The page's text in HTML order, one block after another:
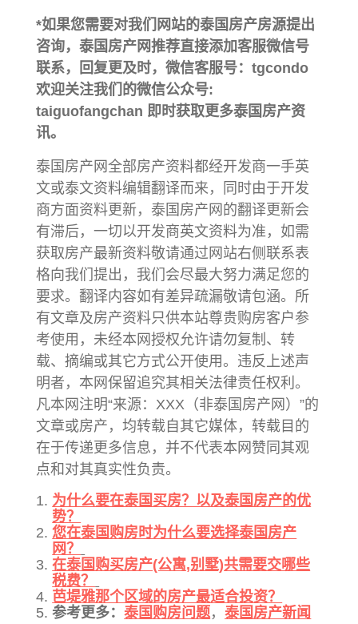
*如果您需要对我们网站的泰国房产房源提出
咨询，泰国房产网推荐直接添加客服微信号
联系，回复更及时，微信客服号：tgcondo
欢迎关注我们的微信公众号:
taiguofangchan 即时获取更多泰国房产资
讯。
泰国房产网全部房产资料都经开发商一手英
文或泰文资料编辑翻译而来，同时由于开发
商方面资料更新，泰国房产网的翻译更新会
有滞后，一切以开发商英文资料为准，如需
获取房产最新资料敬请通过网站右侧联系表
格向我们提出，我们会尽最大努力满足您的
要求。翻译内容如有差异疏漏敬请包涵。所
有文章及房产资料只供本站尊贵购房客户参
考使用，未经本网授权允许请勿复制、转
载、摘编或其它方式公开使用。违反上述声
明者，本网保留追究其相关法律责任权利。
凡本网注明“来源：XXX（非泰国房产网）”的
文章或房产，均转载自其它媒体，转载目的
在于传递更多信息，并不代表本网赞同其观
点和对其真实性负责。
为什么要在泰国买房？以及泰国房产的优
势？
您在泰国购房时为什么要选择泰国房产
网？
在泰国购买房产(公寓,别墅)共需要交哪些
税费？
芭堤雅那个区域的房产最适合投资？
参考更多：泰国购房问题，泰国房产新闻